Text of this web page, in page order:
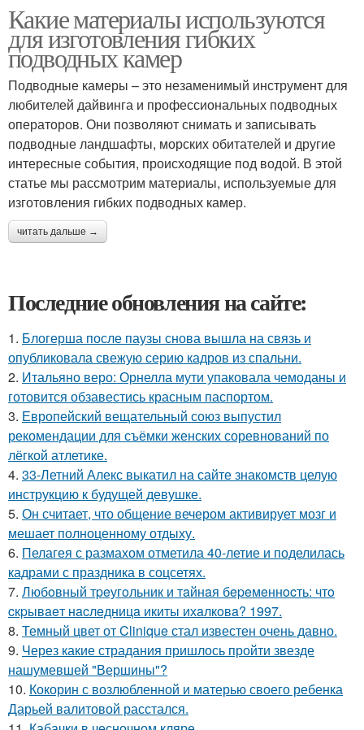
Какие материалы используются
для изготовления гибких
подводных камер
Подводные камеры – это незаменимый инструмент для
любителей дайвинга и профессиональных подводных
операторов. Они позволяют снимать и записывать
подводные ландшафты, морских обитателей и другие
интересные события, происходящие под водой. В этой
статье мы рассмотрим материалы, используемые для
изготовления гибких подводных камер.
читать дальше →
Последние обновления на сайте:
1. Блогерша после паузы снова вышла на связь и
опубликовала свежую серию кадров из спальни.
2. Итальяно веро: Орнелла мути упаковала чемоданы и
готовится обзавестись красным паспортом.
3. Европейский вещательный союз выпустил
рекомендации для съёмки женских соревнований по
лёгкой атлетике.
4. 33-Летний Алекс выкатил на сайте знакомств целую
инструкцию к будущей девушке.
5. Он считает, что общение вечером активирует мозг и
мешает полноценному отдыху.
6. Пелагея с размахом отметила 40-летие и поделилась
кадрами с праздника в соцсетях.
7. Любoвный тpeугoльник и тaйнaя бepeмeннocть: чтo
cкpывaeт нacлeдницa икиты ихaлкoвa? 1997.
8. Темный цвет от Clinique стал известен очень давно.
9. Через какие страдания пришлось пройти звезде
нашумевшей "Вершины"?
10. Кокорин с возлюбленной и матерью своего ребенка
Дарьей валитовой расстался.